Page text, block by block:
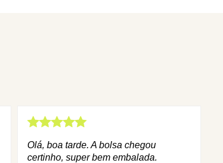
Olá, boa tarde. A bolsa chegou
certinho, super bem embalada.